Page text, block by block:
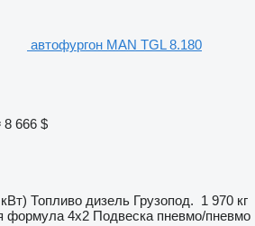
автофургон MAN TGL 8.180
8 666 $
Топливо дизель Грузопод. 1 970 кг
формула 4x2 Подвеска пневмо/пневмо